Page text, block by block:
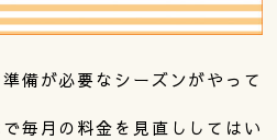
備が必要なシーズンがやって
毎月の料金を見直ししてはい